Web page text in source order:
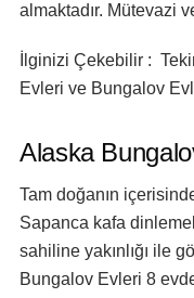
almaktadır. Mütevazi
İlginizi Çekebilir :
Evleri ve Bungalov
Alaska
Tam doğanın
Sapanca kafa
sahiline yakınlığı ile
Bungalov Evleri 8